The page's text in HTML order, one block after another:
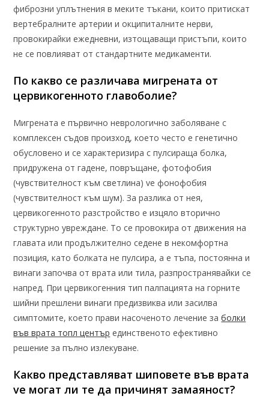
фиброзни уплътнения в меките тъкани, които притискат
вертебралните артерии и окципиталните нерви,
провокирайки ежедневни, изтощаващи пристъпи, които
не се повлияват от стандартните медикаменти.
По какво се различава мигрената от
цервикогенното главоболие?
Мигрената е първично неврологично заболяване с
комплексен съдов произход, което често е генетично
обусловено и се характеризира с пулсираща болка,
придружена от гадене, повръщане, фотофобия
(чувствителност към светлина) ve фонофобия
(чувствителност към шум). За разлика от нея,
цервикогенното разстройство е изцяло вторично
структурно увреждане. То се провокира от движения на
главата или продължително седене в некомфортна
позиция, като болката не пулсира, а е тъпа, постоянна и
винаги започва от врата или тила, разпространявайки се
напред. При цервикогенния тип палпацията на горните
шийни прешлени винаги предизвиква или засилва
симптомите, което прави насоченото лечение заболки
във врата топл център единственото ефективно
решение за пълно излекуване.
Какво представляват шиповете във врата
ve могат ли те да причинят замаяност?